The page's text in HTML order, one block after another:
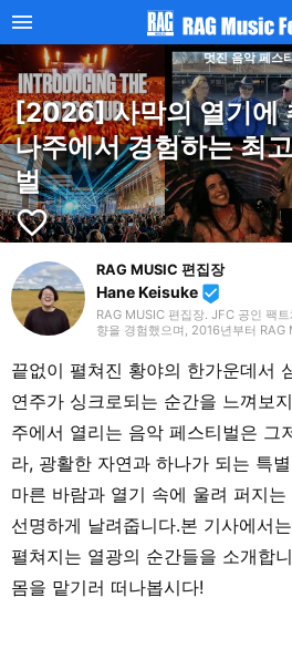
멋진 음악 페스
[2026] 사막의 열기에
나주에서 경험하는 최
벌
favorite_border
RAG MUSIC 편집장
Hane Keisuke beenhere
RAG MUSIC 편집장. JFC 공인 팩
향을 경험했으며, 2016년부터 RAG
후에는 밴드에서 드럼 등 다양한 악
각지의 음악 페스티벌 소개 기사와
과 지금까지의 업무로 쌓아 온 경험
습니다. 음악은 국내외 록은 물론,
니다.
끝없이 펼쳐진 황야의 한가운데서
연주가 싱크로되는 순간을 느껴보
주에서 열리는 음악 페스티벌은 그
라, 광활한 자연과 하나가 되는 특
마른 바람과 열기 속에 울려 퍼지
선명하게 날려줍니다.본 기사에서
펼쳐지는 열광의 순간들을 소개합
몸을 맡기러 떠나봅시다!